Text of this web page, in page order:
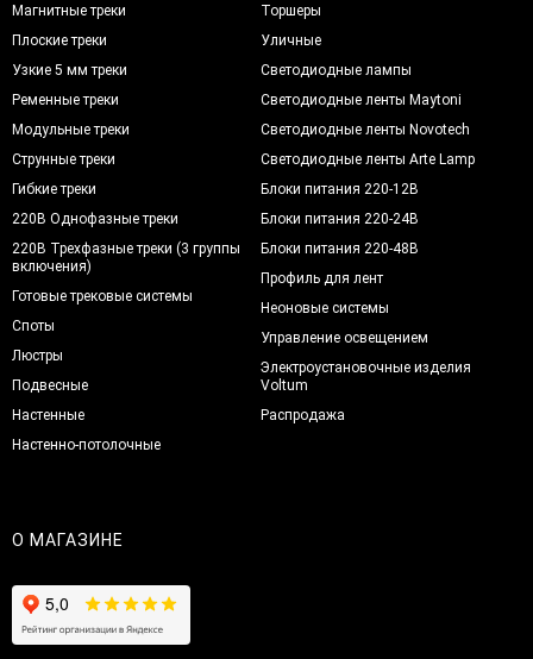
Магнитные треки
Плоские треки
Узкие 5 мм треки
Ременные треки
Модульные треки
Струнные треки
Гибкие треки
220В Однофазные треки
220В Трехфазные треки (3 группы
включения)
Готовые трековые системы
Споты
Люстры
Подвесные
Настенные
Настенно-потолочные
Торшеры
Уличные
Светодиодные лампы
Светодиодные ленты Maytoni
Светодиодные ленты Novotech
Светодиодные ленты Arte Lamp
Блоки питания 220-12В
Блоки питания 220-24В
Блоки питания 220-48В
Профиль для лент
Неоновые системы
Управление освещением
Электроустановочные изделия
Voltum
Распродажа
О МАГАЗИНЕ